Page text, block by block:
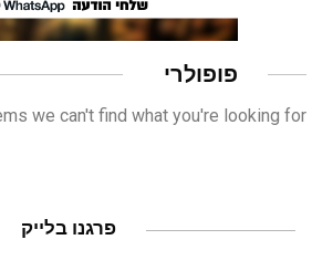
פופולרי
we can't find what you're looking for.
פרגנו בלייק